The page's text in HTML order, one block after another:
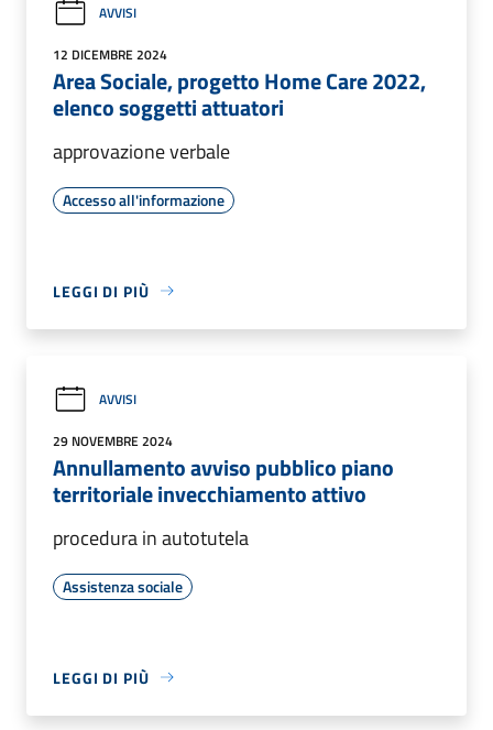
AVVISI
12 DICEMBRE 2024
Area Sociale, progetto Home Care 2022,
elenco soggetti attuatori
approvazione verbale
Accesso all'informazione
LEGGI DI PIÙ
AVVISI
29 NOVEMBRE 2024
Annullamento avviso pubblico piano
territoriale invecchiamento attivo
procedura in autotutela
Assistenza sociale
LEGGI DI PIÙ